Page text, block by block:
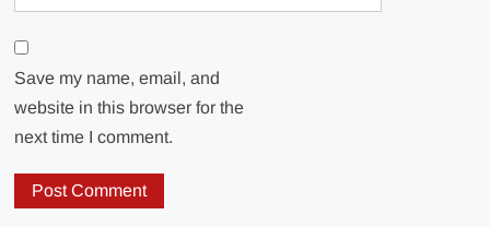
Save my name, email, and
website in this browser for the
next time I comment.